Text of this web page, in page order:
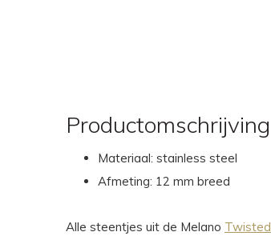
Productomschrijving
Materiaal: stainless steel
Afmeting: 12 mm breed
Alle steentjes uit de Melano Twisted